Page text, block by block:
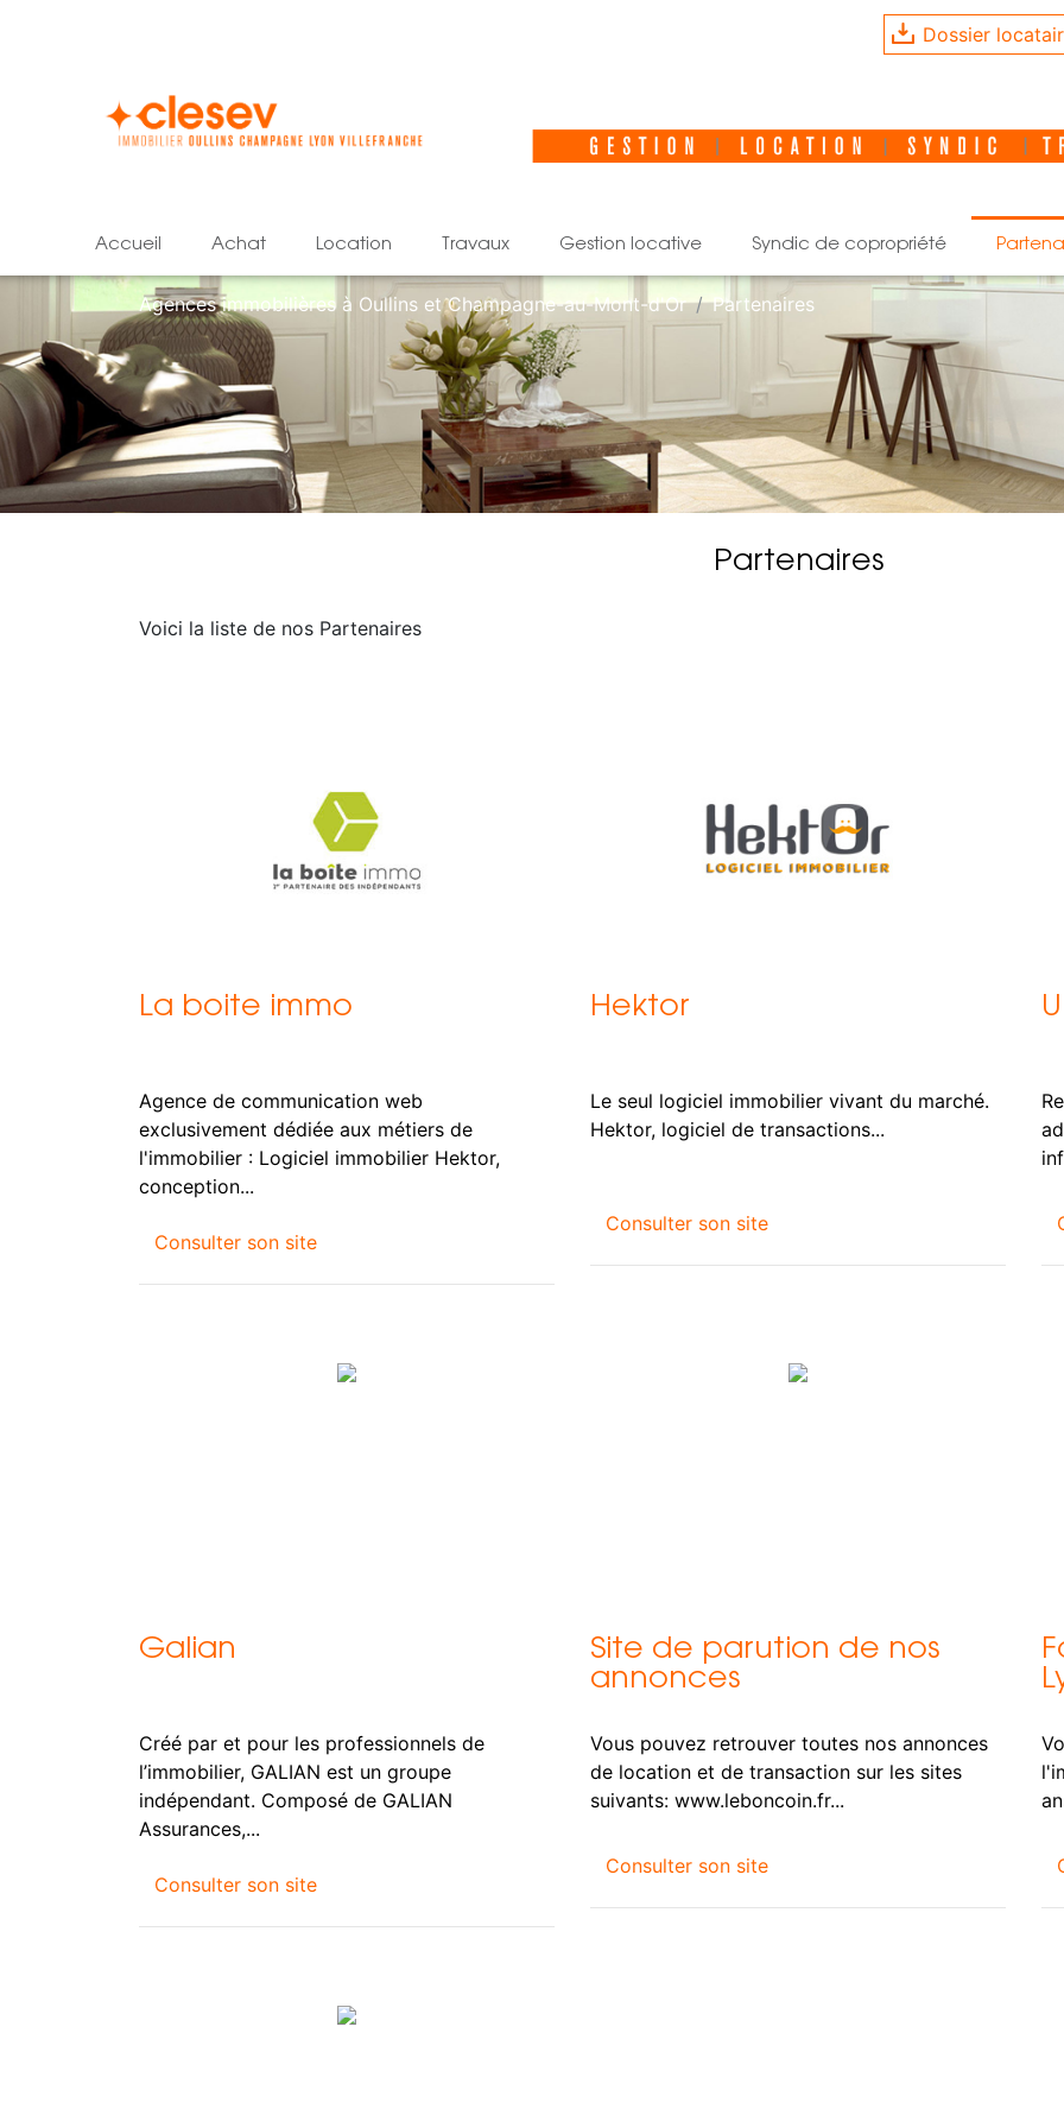
Dossier
accueil achat location travaux gestion locative syndic de copropriété
Agences immobilières à Oullins et Champagne-au-Mont-d'Or Partenaires
Partenaires
Voici la liste de nos Partenaires
La boite immo
Agence de communication web
exclusivement dédiée aux métiers de
l'immobilier : Logiciel immobilier Hektor,
conception...
Consulter son site
Hektor
Le seul logiciel immobilier vivant du marché.
Hektor, logiciel de transactions...
Consulter son site
Galian
Créé par et pour les professionnels de
l’immobilier, GALIAN est un groupe
indépendant. Composé de GALIAN
Assurances,...
Consulter son site
Site de parution de nos
annonces
Vous pouvez retrouver toutes nos annonces
de location et de transaction sur les sites
suivants: www.leboncoin.fr...
Consulter son site